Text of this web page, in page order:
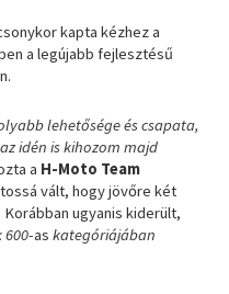
kapta kézhez a
a legújabb fejlesztésű
lehetősége és csapata,
idén is kihozom majd
a H-Moto Team
vált, hogy jövőre két
Korábban ugyanis kiderült,
600-askategóriájában